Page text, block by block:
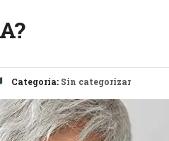
Categoría: Sin categorizar